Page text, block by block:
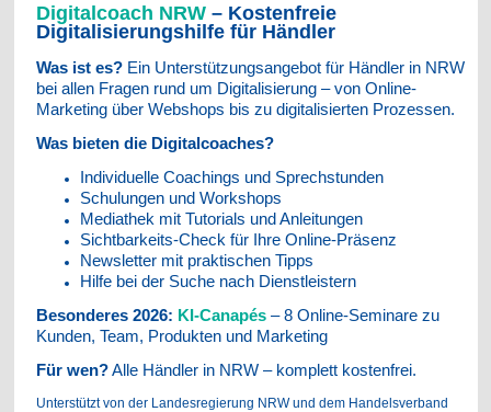
Digitalcoach NRW– Kostenfreie
Digitalisierungshilfe für Händler
Was ist es?Ein Unterstützungsangebot für Händler in NRW
bei allen Fragen rund um Digitalisierung – von Online-
Marketing über Webshops bis zu digitalisierten Prozessen.
Was bieten die Digitalcoaches?
Individuelle Coachings und Sprechstunden
Schulungen und Workshops
Mediathek mit Tutorials und Anleitungen
Sichtbarkeits-Check für Ihre Online-Präsenz
Newsletter mit praktischen Tipps
Hilfe bei der Suche nach Dienstleistern
Besonderes 2026: KI-Canapés – 8 Online-Seminare zu
Kunden, Team, Produkten und Marketing
Für wen?Alle Händler in NRW – komplett kostenfrei.
Unterstützt von der Landesregierung NRW und dem Handelsverband